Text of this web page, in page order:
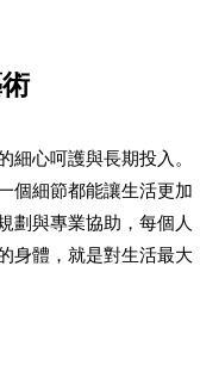
細心呵護與長期投入。
個細節都能讓生活更加
劃與專業協助，每個人
身體，就是對生活最大